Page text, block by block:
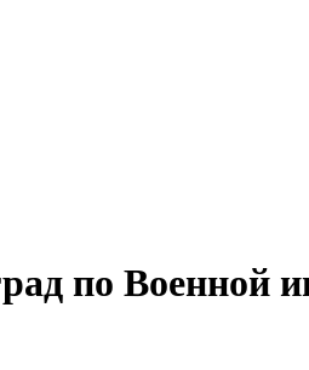
по Военной